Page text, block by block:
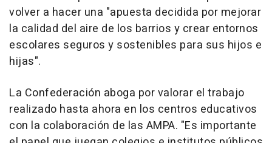
volver a hacer una "apuesta decidida por mejorar
la calidad del aire de los barrios y crear entornos
escolares seguros y sostenibles para sus hijos e
hijas".
La Confederación aboga por valorar el trabajo
realizado hasta ahora en los centros educativos
con la colaboración de las AMPA. "Es importante